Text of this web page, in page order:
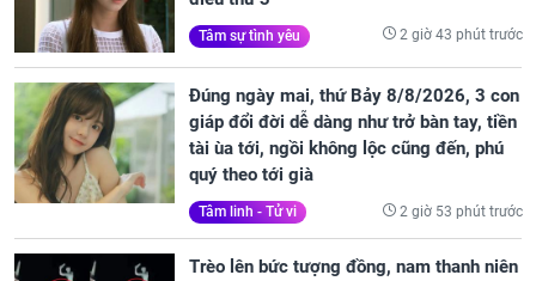
Tâm sự tình yêu 2 giờ 43 phút trước
Đúng ngày mai, thứ Bảy 8/8/2026, 3 con
giáp đổi đời dễ dàng như trở bàn tay, tiền
tài ùa tới, ngồi không lộc cũng đến, phú
quý theo tới già
Tâm linh - Tử vi 2 giờ 53 phút trước
Trèo lên bức tượng đồng, nam thanh niên